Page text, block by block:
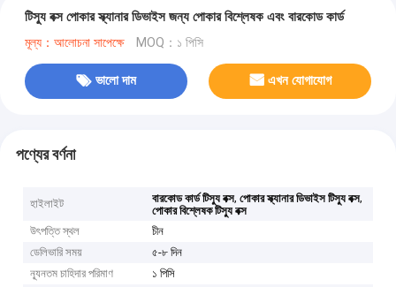
টিস্যু বক্স পোকার স্ক্যানার ডিভাইস জন্য পোকার বিশ্লেষক এবং বারকোড কার্ড
মূল্য：আলোচনা সাপেক্ষে MOQ：১ পিসি
ভালো দাম এখন যোগাযোগ
পণ্যের বর্ণনা
হাইলাইট বারকোড কার্ড টিস্যু বক্স,পোকার স্ক্যানার ডিভাইস টিস্যু বক্স,
পোকার বিশ্লেষক টিস্যু বক্স
উৎপত্তি স্থল
চীন
ডেলিভারি সময়
৫-৮ দিন
ন্যূনতম চাহিদার পরিমাণ
১ পিসি